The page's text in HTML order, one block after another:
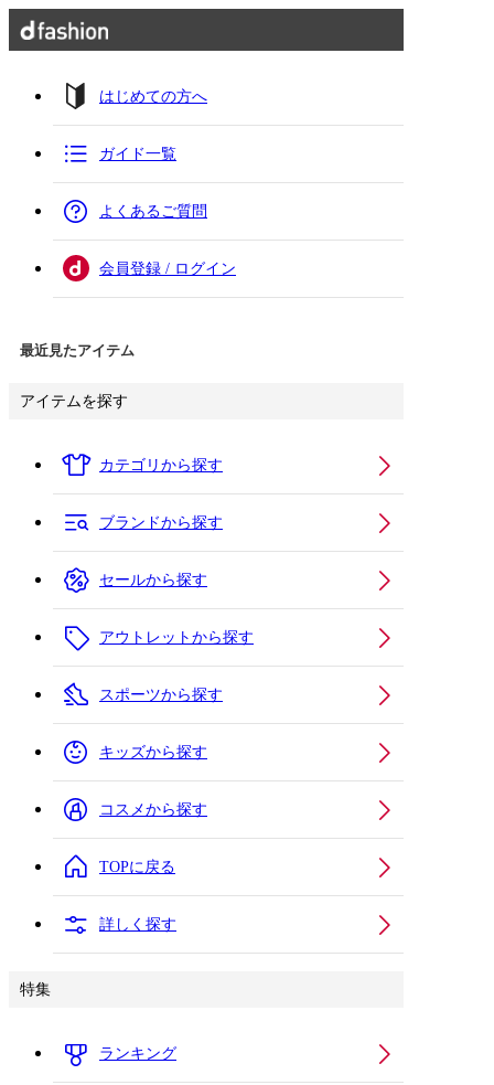
はじめての方へ
ガイド一覧
よくあるご質問
会員登録 / ログイン
最近見たアイテム
アイテムを探す
カテゴリから探す
ブランドから探す
セールから探す
アウトレットから探す
スポーツから探す
キッズから探す
コスメから探す
TOPに戻る
詳しく探す
特集
ランキング